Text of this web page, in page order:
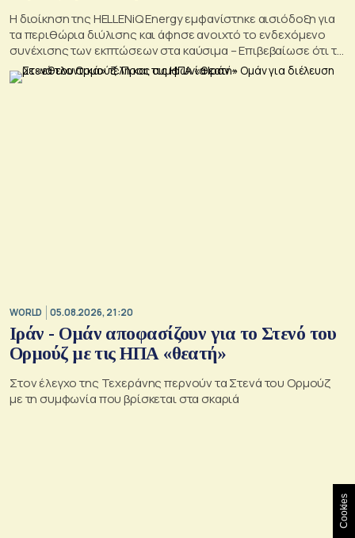
Η διοίκηση της HELLENiQ Energy εμφανίστηκε αισιόδοξη για
τα περιθώρια διύλισης και άφησε ανοιχτό το ενδεχόμενο
συνέχισης των εκπτώσεων στα καύσιμα – Επιβεβαίωσε ότι το
γεωτρύπανο θα μπει το 2027 στο Βόρειο Ιόνιο
WORLD 05.08.2026, 21:20
Ιράν - Ομάν αποφασίζουν για το Στενό του
Ορμούζ με τις ΗΠΑ «θεατή»
Στον έλεγχο της Τεχεράνης περνούν τα Στενά του Ορμούζ
με τη συμφωνία που βρίσκεται στα σκαριά
Cookies